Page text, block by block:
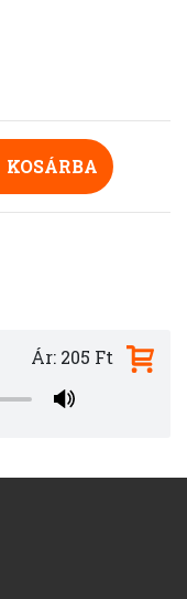
KOSÁRBA
Ár: 205 Ft